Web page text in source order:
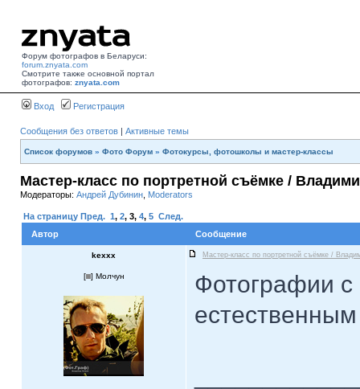
Форум фотографов в Беларуси:
forum.znyata.com
Смотрите также основной портал
фотографов: znyata.com
Вход Регистрация
Сообщения без ответов | Активные темы
Список форумов » Фото Форум » Фотокурсы, фотошколы и мастер-классы
Мастер-класс по портретной съёмке /
Модераторы: Андрей Дубинин Moderators
На страницу Пред. 1, 2, 3, 4, 5 След.
Автор
Сообщение
kexxx Мастер-класс по портретной съёмке /
[ ] Молчун
Фотографии